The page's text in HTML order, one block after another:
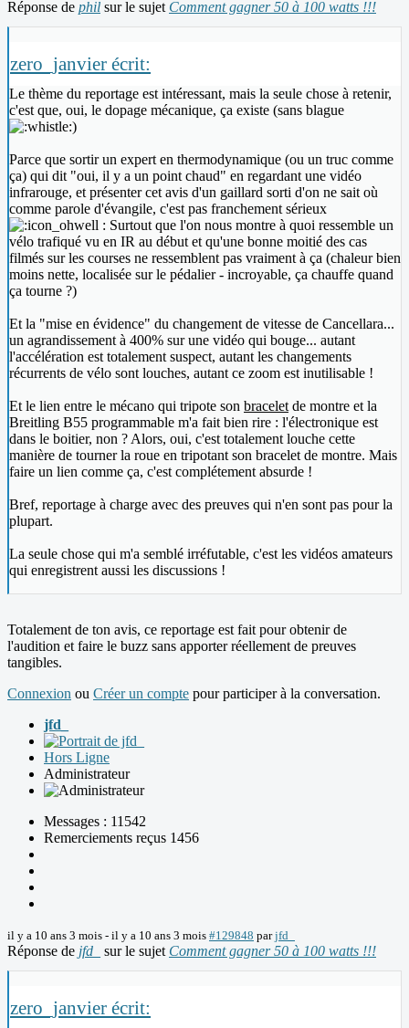
Réponse de phil sur le sujet Comment gagner 50 à 100 watts !!!
zero_janvier écrit:
Le thème du reportage est intéressant, mais la seule chose à retenir,
c'est que, oui, le dopage mécanique, ça existe (sans blague
)
Parce que sortir un expert en thermodynamique (ou un truc comme
ça) qui dit "oui, il y a un point chaud" en regardant une vidéo
infrarouge, et présenter cet avis d'un gaillard sorti d'on ne sait où
comme parole d'évangile, c'est pas franchement sérieux
: Surtout que l'on nous montre à quoi ressemble un
vélo trafiqué vu en IR au début et qu'une bonne moitié des cas
filmés sur les courses ne ressemblent pas vraiment à ça (chaleur bien
moins nette, localisée sur le pédalier - incroyable, ça chauffe quand
ça tourne ?)
Et la "mise en évidence" du changement de vitesse de Cancellara...
un agrandissement à 400% sur une vidéo qui bouge... autant
l'accélération est totalement suspect, autant les changements
récurrents de vélo sont louches, autant ce zoom est inutilisable !
Et le lien entre le mécano qui tripote son bracelet de montre et la
Breitling B55 programmable m'a fait bien rire : l'électronique est
dans le boitier, non ? Alors, oui, c'est totalement louche cette
manière de tourner la roue en tripotant son bracelet de montre. Mais
faire un lien comme ça, c'est complétement absurde !
Bref, reportage à charge avec des preuves qui n'en sont pas pour la
plupart.
La seule chose qui m'a semblé irréfutable, c'est les vidéos amateurs
qui enregistrent aussi les discussions !
Totalement de ton avis, ce reportage est fait pour obtenir de
l'audition et faire le buzz sans apporter réellement de preuves
tangibles.
Connexion ou Créer un compte pour participer à la conversation.
jfd_
Hors Ligne
Administrateur
Messages : 11542
Remerciements reçus 1456
il y a 10 ans 3 mois - il y a 10 ans 3 mois #129848 parjfd_
Réponse de jfd_ sur le sujet Comment gagner 50 à 100 watts !!!
zero_janvier écrit: